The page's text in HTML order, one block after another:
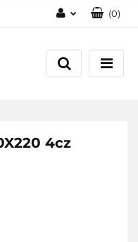
Zarejestruj się
(0)
4cz